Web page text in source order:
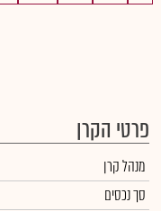
פרטי הקרן
מנהל קרן
סך נכסים